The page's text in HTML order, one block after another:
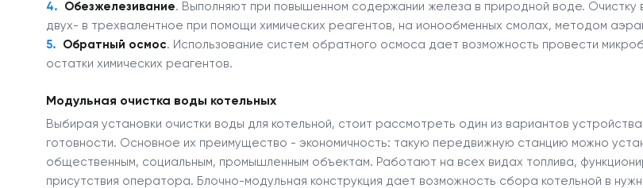
Обезжелезивание. Выполняют при повышенном содержании железа в природной воде.
двух- в трехвалентное при помощи химических реагентов, на ионообменных смолах, методом
Обратный осмос. Использование систем обратного осмоса дает возможность провести
остатки химических реагентов.
Модульная очистка воды котельных
Выбирая установки очистки воды для котельной, стоит рассмотреть один из вариантов
готовности. Основное их преимущество - экономичность: такую передвижную станцию можно
общественным, социальным, промышленным объектам. Работают на всех видах топлива,
присутствия оператора. Блочно-модульная конструкция дает возможность сбора котельной в